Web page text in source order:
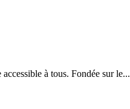
à tous. Fondée sur le...